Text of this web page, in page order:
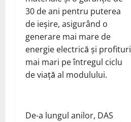
30 de ani pentru puterea
de ieșire, asigurând o
generare mai mare de
energie electrică și profituri
mai mari pe întregul ciclu
de viață al modulului.
De-a lungul anilor, DAS